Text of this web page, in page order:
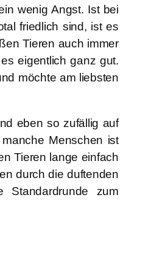
wenig Angst. Ist bei
friedlich sind, ist es
Tieren auch immer
eigentlich ganz gut.
möchte am liebsten
eben so zufällig auf
Menschen ist
Tieren lange einfach
durch die duftenden
Standardrunde zum